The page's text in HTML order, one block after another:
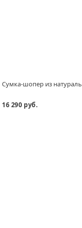
Сумка-шопер из
16 290 руб.